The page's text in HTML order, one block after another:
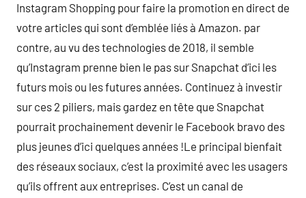
Instagram Shopping pour faire la promotion en direct de
votre articles qui sont d’emblée liés à Amazon. par
contre, au vu des technologies de 2018, il semble
qu’Instagram prenne bien le pas sur Snapchat d’ici les
futurs mois ou les futures années. Continuez à investir
sur ces 2 piliers, mais gardez en tête que Snapchat
pourrait prochainement devenir le Facebook bravo des
plus jeunes d’ici quelques années !Le principal bienfait
des réseaux sociaux, c’est la proximité avec les usagers
qu’ils offrent aux entreprises. C’est un canal de